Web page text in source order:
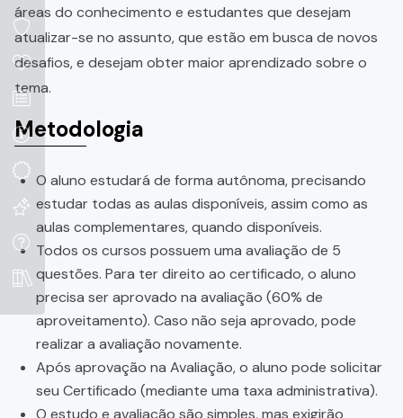
áreas do conhecimento e estudantes que desejam
atualizar-se no assunto, que estão em busca de novos
desafios, e desejam obter maior aprendizado sobre o
tema.
Metodologia
O aluno estudará de forma autônoma, precisando
estudar todas as aulas disponíveis, assim como as
aulas complementares, quando disponíveis.
Todos os cursos possuem uma avaliação de 5
questões. Para ter direito ao certificado, o aluno
precisa ser aprovado na avaliação (60% de
aproveitamento). Caso não seja aprovado, pode
realizar a avaliação novamente.
Após aprovação na Avaliação, o aluno pode solicitar
seu Certificado (mediante uma taxa administrativa).